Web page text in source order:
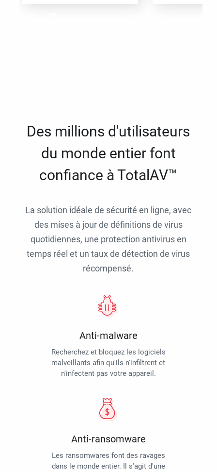
Des millions d'utilisateurs
du monde entier font
confiance à TotalAV™
La solution idéale de sécurité en ligne, avec
des mises à jour de définitions de virus
quotidiennes, une protection antivirus en
temps réel et un taux de détection de virus
récompensé.
Anti-malware
Recherchez et bloquez les logiciels
malveillants afin qu'ils n'infiltrent et
n'infectent pas votre appareil.
Anti-ransomware
Les ransomwares font des ravages
dans le monde entier. Il s'agit d'une